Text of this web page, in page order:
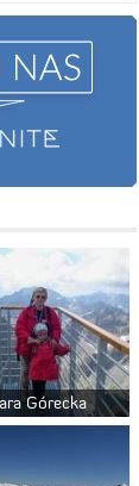
Górecka